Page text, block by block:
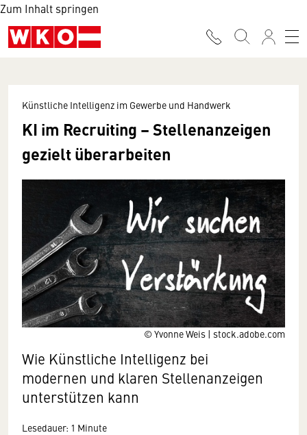
Zum Inhalt springen
© Yvonne Weis | stock.adobe.com
Künstliche Intelligenz im Gewerbe und Handwerk
KI im Recruiting – Stellenanzeigen
gezielt überarbeiten
Wie Künstliche Intelligenz bei
modernen und klaren Stellenanzeigen
unterstützen kann
Lesedauer: 1 Minute